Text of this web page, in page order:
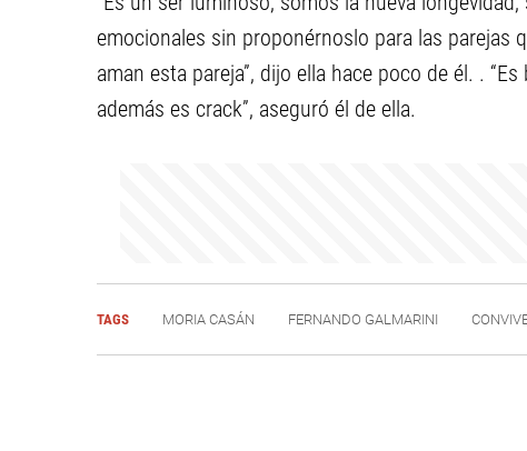
emocionales sin proponérnoslo para las parejas
aman esta pareja”, dijo ella hace poco de él. .
además es crack”, aseguró él de ella.
TAGS MORIA CASÁN FERNANDO GALMARINI